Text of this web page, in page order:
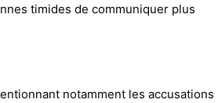
timides de communiquer plus
notamment les accusations